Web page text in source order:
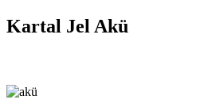
Kartal Jel Akü